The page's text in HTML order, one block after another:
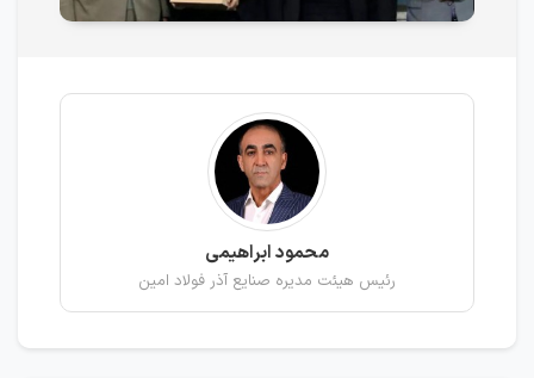
محمود ابراهیمی
رئیس هیئت مدیره صنایع آذر فولاد امین